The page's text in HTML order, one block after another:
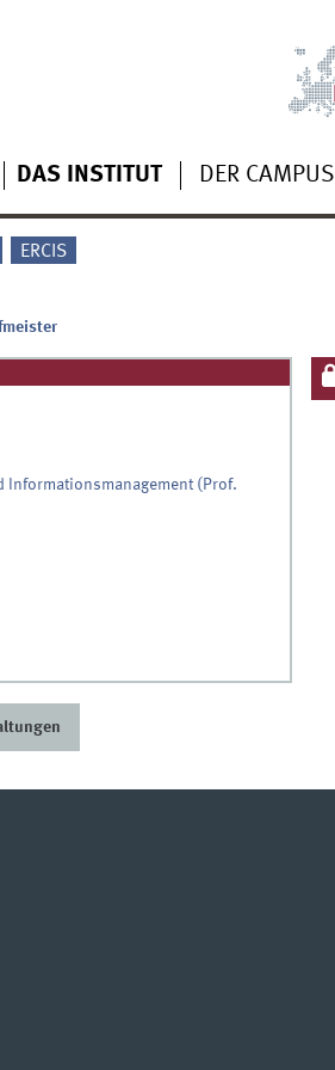
DAS INSTITUT DER CAMPUS
ERCIS
(Prof.